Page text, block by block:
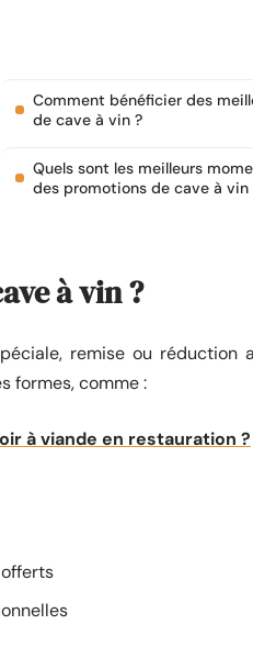
Comment bénéficier des
de cave à vin ?
Quels sont les meilleurs
des promotions de cave à vin
à vin ?
remise ou réduction
formes, comme :
à viande en restauration ?